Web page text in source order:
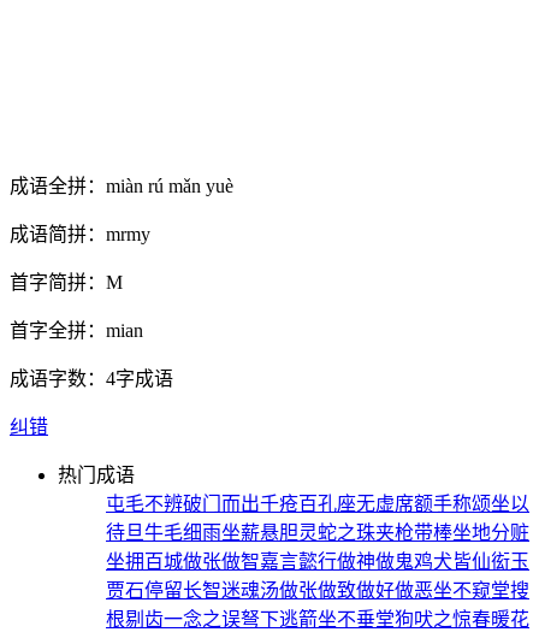
成语全拼： miàn rú mǎn yuè
成语简拼： mrmy
首字简拼： M
首字全拼： mian
成语字数： 4字成语
纠错
热门成语
屯毛不辨破门而出千疮百孔座无虚席额手称颂坐以
待旦牛毛细雨坐薪悬胆灵蛇之珠夹枪带棒坐地分赃
坐拥百城做张做智嘉言懿行做神做鬼鸡犬皆仙衒玉
贾石停留长智迷魂汤做张做致做好做恶坐不窥堂搜
根剔齿一念之误弩下逃箭坐不垂堂狗吠之惊春暖花